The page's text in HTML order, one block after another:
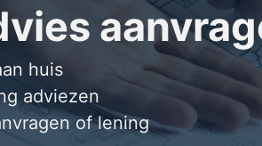
huis
adviezen
of lening